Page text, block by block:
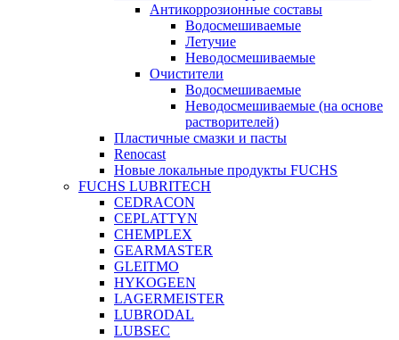
Антикоррозионные составы
Водосмешиваемые
Летучие
Неводосмешиваемые
Очистители
Водосмешиваемые
Неводосмешиваемые (на основе
растворителей)
Пластичные смазки и пасты
Renocast
Новые локальные продукты FUCHS
FUCHS LUBRITECH
CEDRACON
CEPLATTYN
CHEMPLEX
GEARMASTER
GLEITMO
HYKOGEEN
LAGERMEISTER
LUBRODAL
LUBSEC